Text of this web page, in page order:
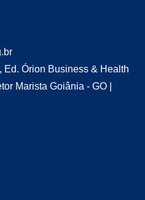
Ed. Órion Business & Health
Marista Goiânia - GO |